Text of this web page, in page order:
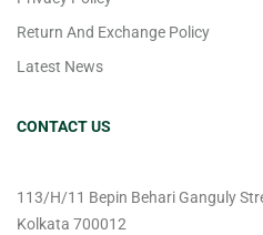
Return And Exchange Policy
Latest News
CONTACT US
113/H/11 Bepin Behari Ganguly
Kolkata 700012